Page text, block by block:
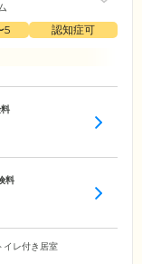
5
認知症可
料
イレ付き居室